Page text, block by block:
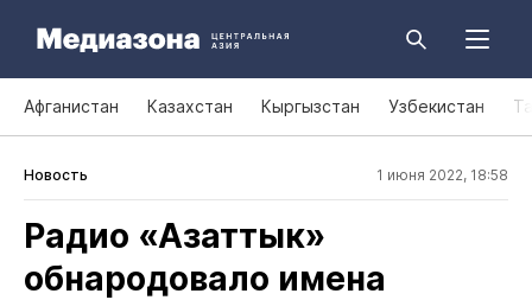
Афганистан Казахстан Кыргызстан Узбекистан
Новость 1 июня 2022, 18:58
Радио «Азаттык»
обнародовало имена